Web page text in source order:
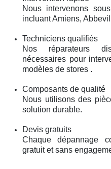
Nous intervenons
incluant Amiens,
Techniciens qualifiés
Nos réparateurs
nécessaires pour
modèles de stores .
Composants de qualité
Nous utilisons des
solution durable.
Devis gratuits
Chaque dépannage
gratuit et sans